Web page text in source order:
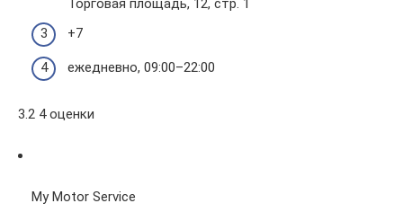
+7
ежедневно, 09:00–22:00
3.2 4 оценки
My Motor Service